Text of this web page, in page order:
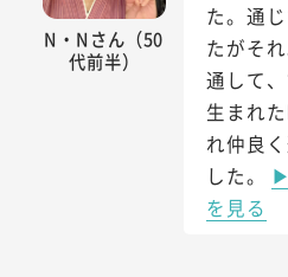
N・Nさん（50
代前半）
た。通
たがそ
通して
生まれ
れ仲良
した。
を見る